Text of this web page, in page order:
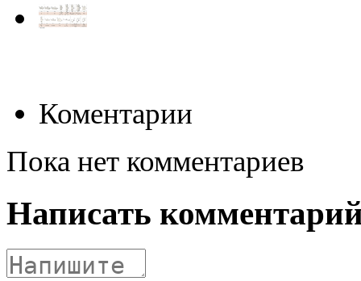
Коментарии
Пока нет комментариев
Написать